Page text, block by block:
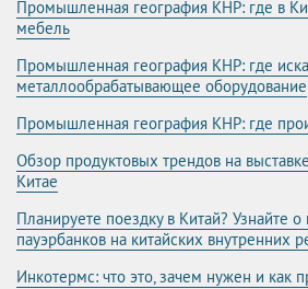
Промышленная география КНР: где в
мебель
Промышленная география КНР: где
металлообрабатывающее оборудование
Промышленная география КНР: где
Обзор продуктовых трендов на
Китае
Планируете поездку в Китай? Узнайте
пауэрбанков на китайских внутренних
Инкотермс: что это, зачем нужен и как